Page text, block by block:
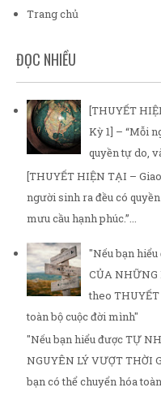
Trang chủ
ĐỌC NHIỀU
[THUYẾT
Kỳ 1] – “Mỗi
quyền tự do,
[THUYẾT HIỆN TẠI –
người sinh ra đều có
mưu cầu hạnh phúc.”...
"Nếu bạn
CỦA NHỮNG
theo
toàn bộ cuộc đời mình"
"Nếu bạn hiểu được TỰ
NGUYÊN LÝ VƯỢT
bạn có thể chuyển hóa